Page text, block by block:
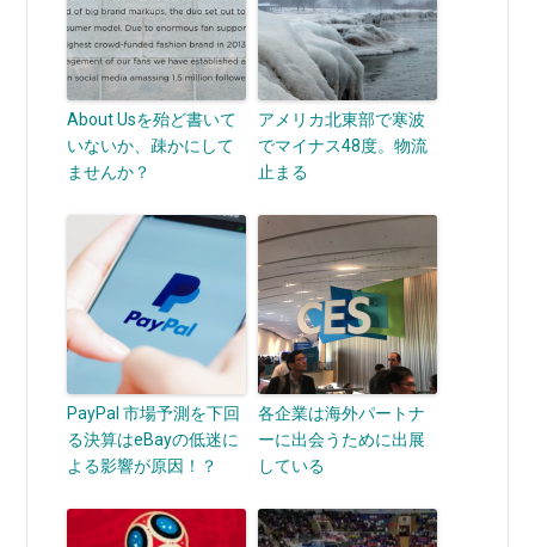
About Usを殆ど書いて
いないか、疎かにして
ませんか？
アメリカ北東部で寒波
でマイナス48度。物流
止まる
PayPal 市場予測を下回
る決算はeBayの低迷に
よる影響が原因！？
各企業は海外パートナ
ーに出会うために出展
している